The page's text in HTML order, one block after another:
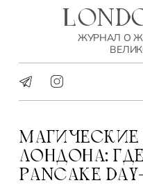
ЖУРНАЛ О
МАГИЧЕСКИЕ БЛИННЫЕ
ЛОНДОНА:
PANCAKE